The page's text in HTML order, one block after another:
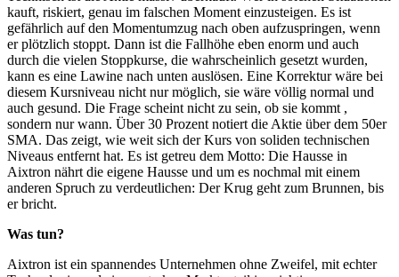
kauft, riskiert, genau im falschen Moment einzusteigen. Es ist
gefährlich auf den Momentumzug nach oben aufzuspringen, wenn
er plötzlich stoppt. Dann ist die Fallhöhe eben enorm und auch
durch die vielen Stoppkurse, die wahrscheinlich gesetzt wurden,
kann es eine Lawine nach unten auslösen. Eine Korrektur wäre bei
diesem Kursniveau nicht nur möglich, sie wäre völlig normal und
auch gesund. Die Frage scheint nicht zu sein, ob sie kommt ,
sondern nur wann. Über 30 Prozent notiert die Aktie über dem 50er
SMA. Das zeigt, wie weit sich der Kurs von soliden technischen
Niveaus entfernt hat. Es ist getreu dem Motto: Die Hausse in
Aixtron nährt die eigene Hausse und um es nochmal mit einem
anderen Spruch zu verdeutlichen: Der Krug geht zum Brunnen, bis
er bricht.
Was tun?
Aixtron ist ein spannendes Unternehmen ohne Zweifel, mit echter